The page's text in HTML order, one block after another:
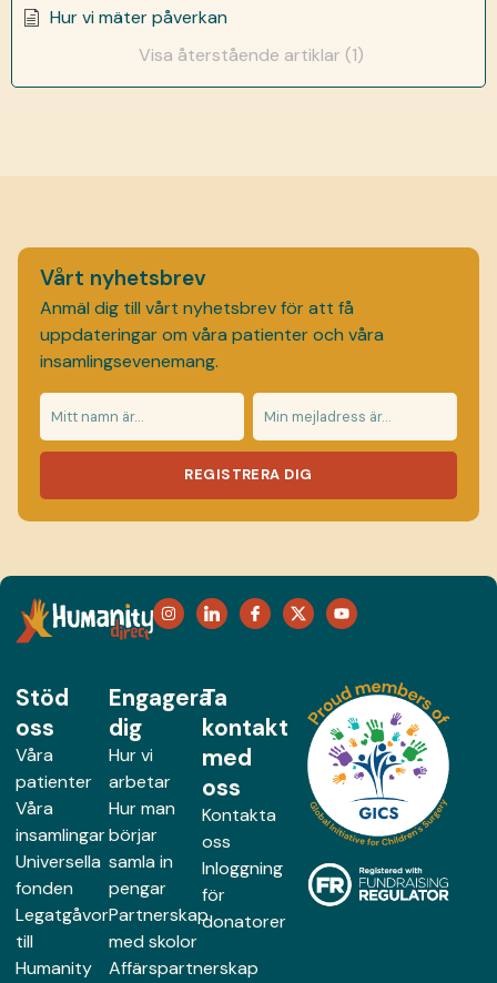
Hur vi mäter påverkan
Visa återstående artiklar (1)
Vårt nyhetsbrev
Anmäl dig till vårt nyhetsbrev för att få
uppdateringar om våra patienter och våra
insamlingsevenemang.
REGISTRERA DIG
Stöd
oss
Våra
patienter
Våra
insamlingar
Universella
fonden
Legatgåvor
till
Humanity
Engagera
dig
Hur vi
arbetar
Hur man
börjar
samla in
pengar
Partnerskap
med skolor
Affärspartnerskap
Ta
kontakt
med
oss
Kontakta
oss
Inloggning
för
donatorer